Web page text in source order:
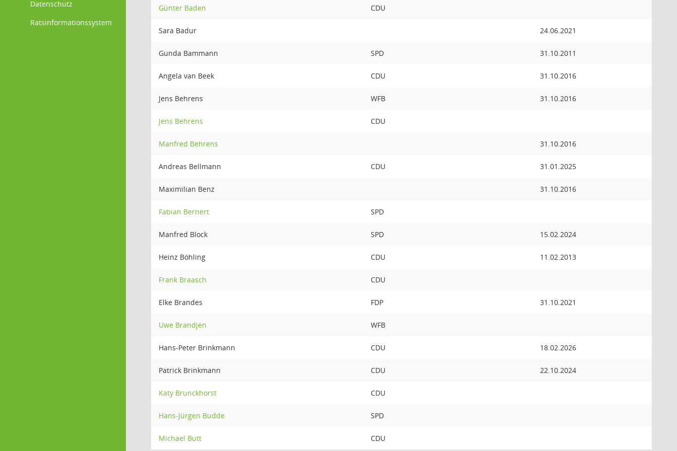
Datenschutz
Ratsinformationssystem
Günter Baden CDU
Sara Badur 24.06.2021
Gunda Bammann SPD 31.10.2011
Angela van Beek CDU 31.10.2016
Jens Behrens WFB 31.10.2016
Jens Behrens CDU
Manfred Behrens 31.10.2016
Andreas Bellmann CDU 31.01.2025
Maximilian Benz 31.10.2016
Fabian Bernert SPD
Manfred Block SPD 15.02.2024
Heinz Böhling CDU 11.02.2013
Frank Braasch CDU
Elke Brandes FDP 31.10.2021
Uwe Brandjen WFB
Hans-Peter Brinkmann CDU 18.02.2026
Patrick Brinkmann CDU 22.10.2024
Katy Brunckhorst CDU
Hans-Jürgen Budde SPD
Michael Butt CDU